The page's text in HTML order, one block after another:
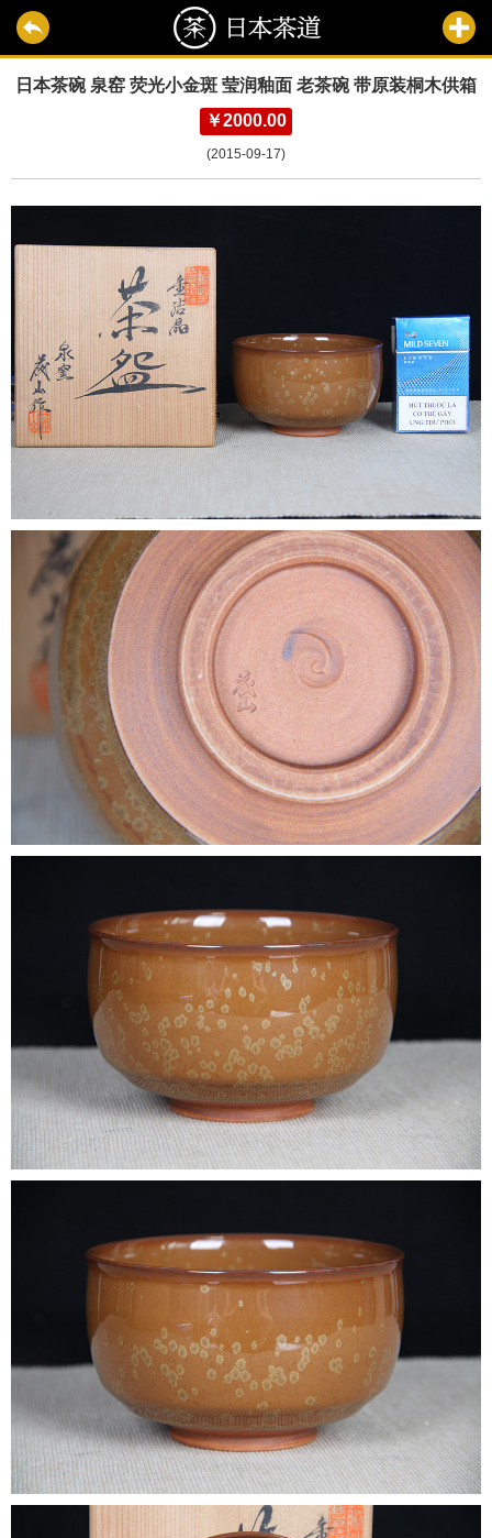
日本茶碗 泉窑 荧光小金斑 莹润釉面 老茶碗 带原装桐木供箱
￥2000.00
(2015-09-17)